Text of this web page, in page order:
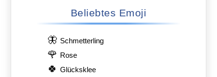
Beliebtes Emoji
🦋 Schmetterling
🌹 Rose
🍀 Glücksklee